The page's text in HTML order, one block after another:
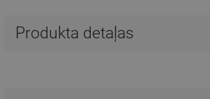
Produkta detaļas